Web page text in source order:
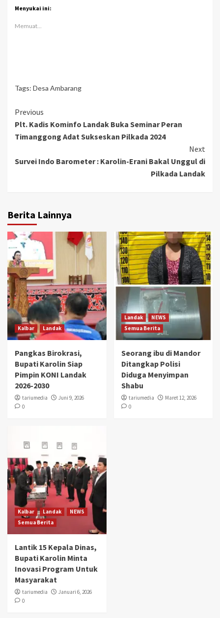
Menyukai ini:
Memuat...
Tags: Desa Ambarang
Continue
Reading
Previous
Plt. Kadis Kominfo Landak Buka Seminar Peran
Timanggong Adat Sukseskan Pilkada 2024
Next
Survei Indo Barometer : Karolin-Erani Bakal Unggul di
Pilkada Landak
Berita Lainnya
Kalbar Landak
Pangkas Birokrasi,
Bupati Karolin Siap
Pimpin KONI Landak
2026-2030
tariumedia
Juni 9, 2026
0
Landak
NEWS
Semua Berita
Seorang ibu di Mandor
Ditangkap Polisi
Diduga Menyimpan
Shabu
tariumedia
Maret 12, 2026
0
Kalbar Landak
NEWS
Semua Berita
Lantik 15 Kepala Dinas,
Bupati Karolin Minta
Inovasi Program Untuk
Masyarakat
tariumedia
Januari 6, 2026
0